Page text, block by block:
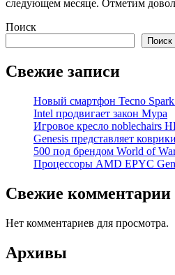
следующем месяце. Отметим
Поиск
Поиск
Свежие записи
Новый смартфон Tecno Spark
Intel продвигает закон Мура
Игровое кресло noblechairs
Genesis представляет
500 под брендом World of
Процессоры AMD EPYC
Свежие комментарии
Нет комментариев для просмотра.
Архивы